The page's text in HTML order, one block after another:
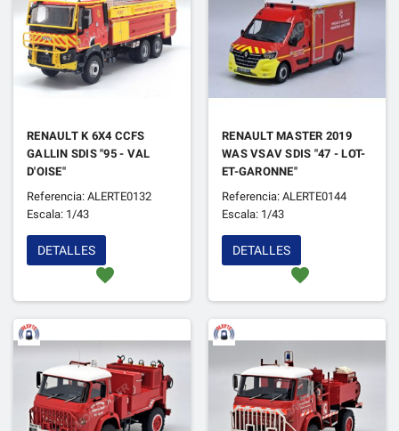
RENAULT K 6X4 CCFS
GALLIN SDIS "95 - VAL
D'OISE"
Referencia: ALERTE0132
Escala: 1/43
favorite
DETALLES
RENAULT MASTER 2019
WAS VSAV SDIS "47 - LOT-
ET-GARONNE"
Referencia: ALERTE0144
Escala: 1/43
favorite
DETALLES